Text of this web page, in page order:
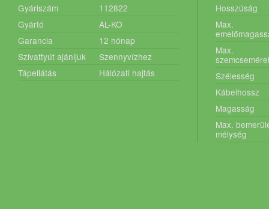
Gyáriszám
112822
Gyártó
AL-KO
Garancia
12 hónap
Szivattyút ajánljuk
Szennyvízhez
Tápellátás
Hálózati hajtás
Hosszúság
Max.
Max.
Szélesség
Kábelhossz
Magasság
Max.
mélység